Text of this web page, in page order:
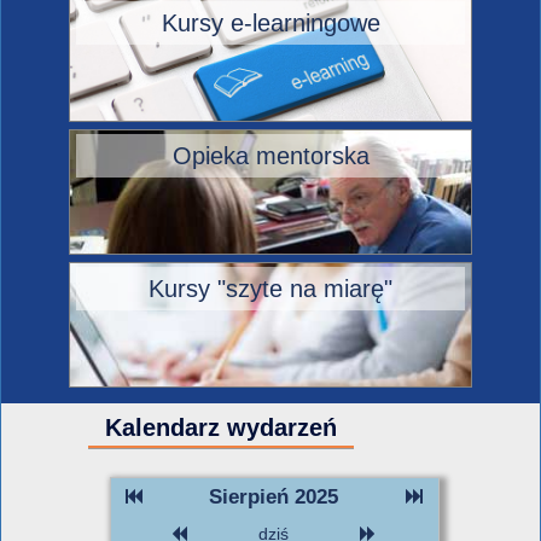
Kursy e-learningowe
Opieka mentorska
Kursy "szyte na miarę"
Kalendarz wydarzeń
Sierpień 2025
dziś